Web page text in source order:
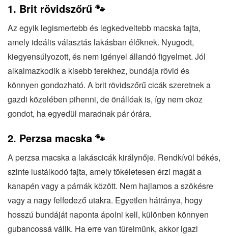
1. Brit rövidszőrű 🐾
Az egyik legismertebb és legkedveltebb macska fajta,
amely ideális választás lakásban élőknek. Nyugodt,
kiegyensúlyozott, és nem igényel állandó figyelmet. Jól
alkalmazkodik a kisebb terekhez, bundája rövid és
könnyen gondozható. A brit rövidszőrű cicák szeretnek a
gazdi közelében pihenni, de önállóak is, így nem okoz
gondot, ha egyedül maradnak pár órára.
2. Perzsa macska 🐾
A perzsa macska a lakáscicák királynője. Rendkívül békés,
szinte lustálkodó fajta, amely tökéletesen érzi magát a
kanapén vagy a párnák között. Nem hajlamos a szökésre
vagy a nagy felfedező utakra. Egyetlen hátránya, hogy
hosszú bundáját naponta ápolni kell, különben könnyen
gubancossá válik. Ha erre van türelmünk, akkor igazi